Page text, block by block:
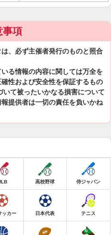
事項
、必ず主催者発行のものと照合
る情報の内容に関しては万全を
性および安全性を保証するもの
て被ったいかなる損害について
提供者は一切の責任を負いかね
高校野球 侍ジャパン
ッカー 日本代表 テニス